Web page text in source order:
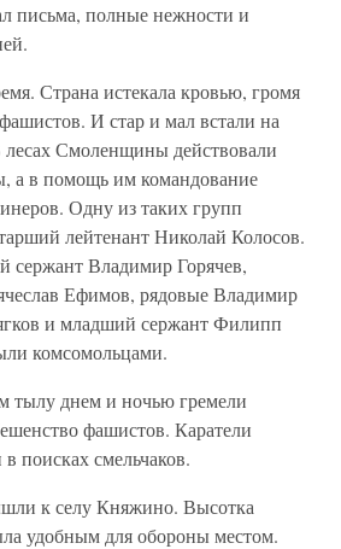
письма, полные нежности и
Страна истекала кровью, громя
И стар и мал встали на
лесах Смоленщины действовали
а в помощь им командование
Одну из таких групп
лейтенант Николай Колосов.
сержант Владимир Горячев,
Ефимов, рядовые Владимир
и младший сержант Филипп
комсомольцами.
тылу днем и ночью гремели
фашистов. Каратели
поисках смельчаков.
к селу Княжино. Высотка
удобным для обороны местом.